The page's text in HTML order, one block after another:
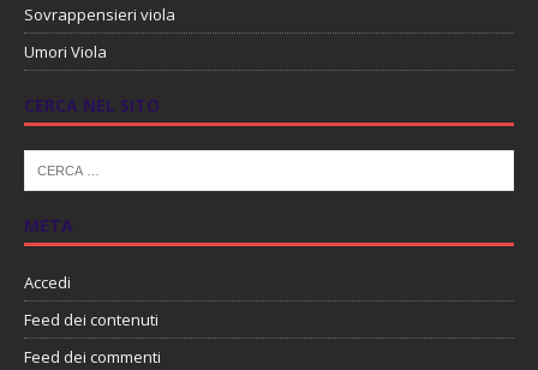
Sovrappensieri viola
Umori Viola
CERCA NEL SITO
META
Accedi
Feed dei contenuti
Feed dei commenti